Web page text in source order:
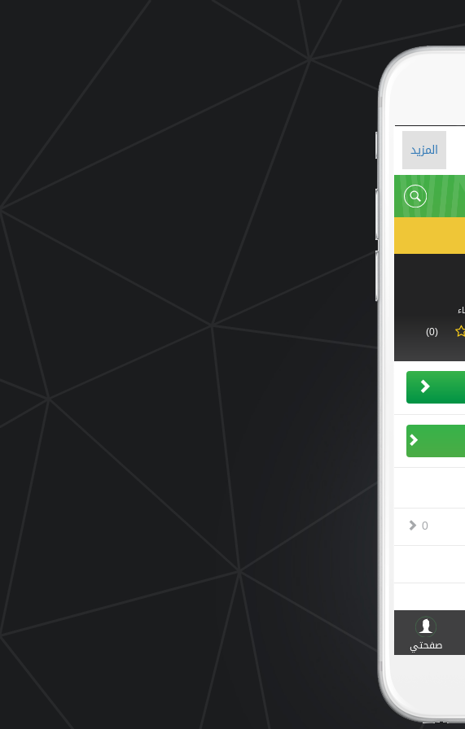
المزيد
(0)
0
في
صفحتي